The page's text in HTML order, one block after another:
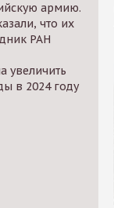
армию.
что их
РАН
увеличить
в 2024 году